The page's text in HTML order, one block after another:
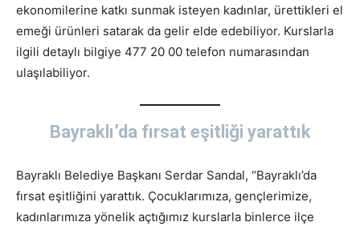
ekonomilerine katkı sunmak isteyen kadınlar, ürettikleri el
emeği ürünleri satarak da gelir elde edebiliyor. Kurslarla
ilgili detaylı bilgiye 477 20 00 telefon numarasından
ulaşılabiliyor.
Bayraklı’da fırsat eşitliği yarattık
Bayraklı Belediye Başkanı Serdar Sandal, “Bayraklı’da
fırsat eşitliğini yarattık. Çocuklarımıza, gençlerimize,
kadınlarımıza yönelik açtığımız kurslarla binlerce ilçe